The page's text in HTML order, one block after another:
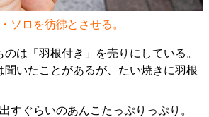
ソロを彷彿とさせる。
は「羽根付き」を売りにしている。
聞いたことがあるが、たい焼きに羽根